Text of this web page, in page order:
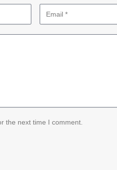
the next time I comment.